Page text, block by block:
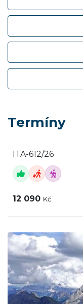
Termíny
ITA-612/26
12 090 Kč